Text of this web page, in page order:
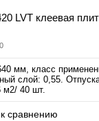
LVT клеевая
мм, класс
слой: 0,55.
м2/ 40 шт.
сравнению